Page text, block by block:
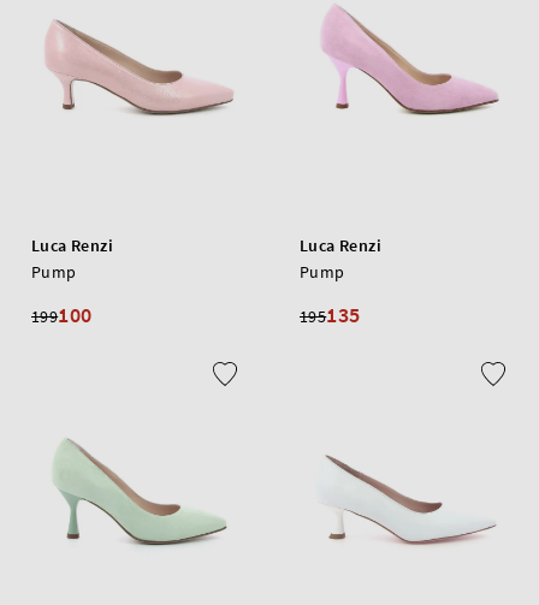
Luca Renzi
Pump
199100
Luca Renzi
Pump
195135